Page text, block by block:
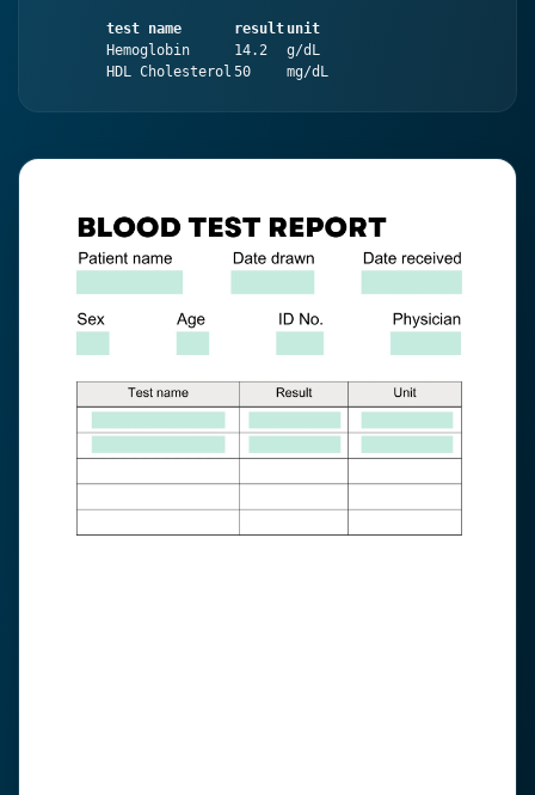
test name result unit
Hemoglobin
14.2
g/dL
HDL Cholesterol 50 mg/dL